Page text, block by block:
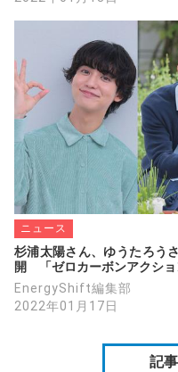
ニュース
杉浦太陽さん、ゆうたろう
開　「ゼロカーボンアクショ
EnergyShift編集部
2022年01月17日
記